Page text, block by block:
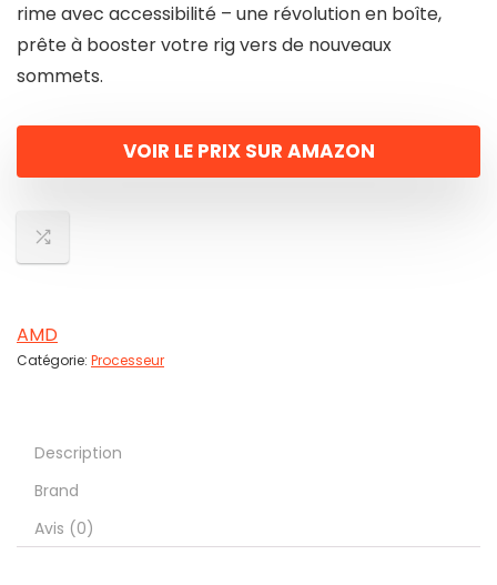
rime avec accessibilité – une révolution en boîte,
prête à booster votre rig vers de nouveaux
sommets.
VOIR LE PRIX SUR AMAZON
AMD
Catégorie: Processeur
Description
Brand
Avis (0)